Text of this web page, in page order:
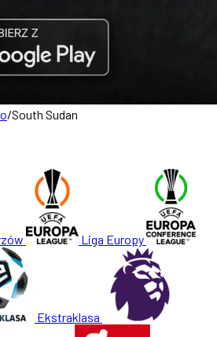
/South Sudan
Liga Europy
Ekstraklasa